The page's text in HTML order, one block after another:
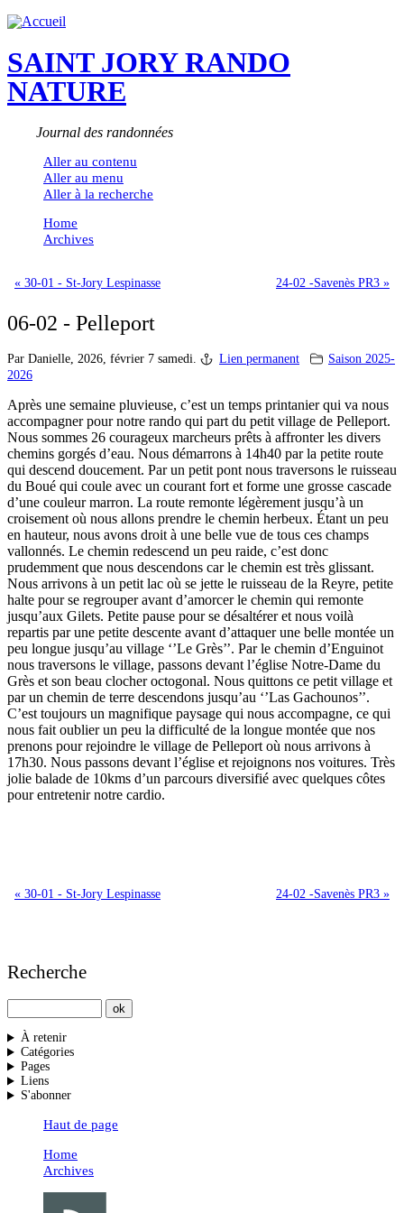
SAINT JORY RANDO
NATURE
Journal des randonnées
Aller au contenu
Aller au menu
Aller à la recherche
Home
Archives
« 30-01 - St-Jory Lespinasse 24-02 -Savenès PR3 »
06-02 - Pelleport
Par Danielle, 2026, février 7 samedi. Lien permanent
Saison 2025-
2026
Après une semaine pluvieuse, c’est un temps printanier qui va nous
accompagner pour notre rando qui part du petit village de Pelleport.
Nous sommes 26 courageux marcheurs prêts à affronter les divers
chemins gorgés d’eau. Nous démarrons à 14h40 par la petite route
qui descend doucement. Par un petit pont nous traversons le ruisseau
du Boué qui coule avec un courant fort et forme une grosse cascade
d’une couleur marron. La route remonte légèrement jusqu’à un
croisement où nous allons prendre le chemin herbeux. Étant un peu
en hauteur, nous avons droit à une belle vue de tous ces champs
vallonnés. Le chemin redescend un peu raide, c’est donc
prudemment que nous descendons car le chemin est très glissant.
Nous arrivons à un petit lac où se jette le ruisseau de la Reyre, petite
halte pour se regrouper avant d’amorcer le chemin qui remonte
jusqu’aux Gilets. Petite pause pour se désaltérer et nous voilà
repartis par une petite descente avant d’attaquer une belle montée un
peu longue jusqu’au village ‘’Le Grès’’. Par le chemin d’Enguinot
nous traversons le village, passons devant l’église Notre-Dame du
Grès et son beau clocher octogonal. Nous quittons ce petit village et
par un chemin de terre descendons jusqu’au ‘’Las Gachounos’’.
C’est toujours un magnifique paysage qui nous accompagne, ce qui
nous fait oublier un peu la difficulté de la longue montée que nos
prenons pour rejoindre le village de Pelleport où nous arrivons à
17h30. Nous passons devant l’église et rejoignons nos voitures. Très
jolie balade de 10kms d’un parcours diversifié avec quelques côtes
pour entretenir notre cardio.
« 30-01 - St-Jory Lespinasse 24-02 -Savenès PR3 »
Recherche
À retenir
Catégories
Pages
Liens
S'abonner
Haut de page
Home
Archives